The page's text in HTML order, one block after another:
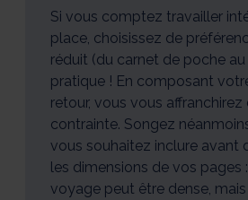
Si vous comptez travailler
place, choisissez de
réduit (du carnet de poche au
pratique ! En composant
retour, vous vous
contrainte. Songez
vous souhaitez inclure avant
les dimensions de vos pages
voyage peut être dense,